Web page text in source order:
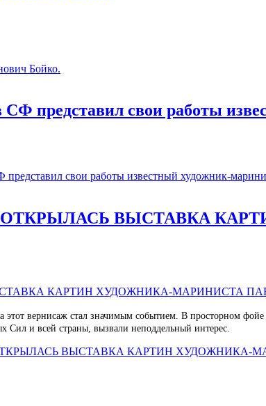
Бойко.
представил свои работы
свои работы известный художник-
ВЫСТАВКА
вернисаж стал значимым событием. В просторном
и всей страны, вызвали неподдельный интерес.
ВЫСТАВКА КАРТИН ХУДОЖНИКА-